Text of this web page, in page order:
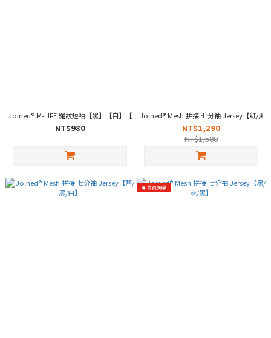
Joined® M-LIFE 羅紋短袖【黑】【白】【鐵灰】
NT$980
Joined® Mesh 拼接 七分袖 Jersey【紅/黑
NT$1,290
NT$1,580
會員獨享